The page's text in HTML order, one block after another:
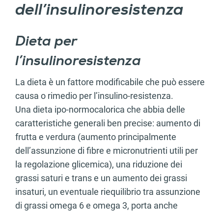
dell’insulinoresistenza
Dieta per
l’insulinoresistenza
La dieta è un fattore modificabile che può essere
causa o rimedio per l’insulino-resistenza.
Una dieta ipo-normocalorica che abbia delle
caratteristiche generali ben precise: aumento di
frutta e verdura (aumento principalmente
dell’assunzione di fibre e micronutrienti utili per
la regolazione glicemica), una riduzione dei
grassi saturi e trans e un aumento dei grassi
insaturi, un eventuale riequilibrio tra assunzione
di grassi omega 6 e omega 3, porta anche